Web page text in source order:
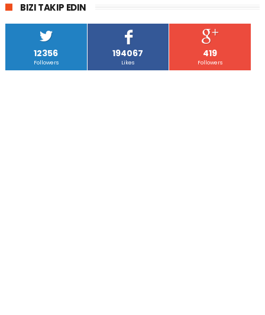
BIZI TAKIP EDIN
12356
Followers
194067
Likes
419
Followers